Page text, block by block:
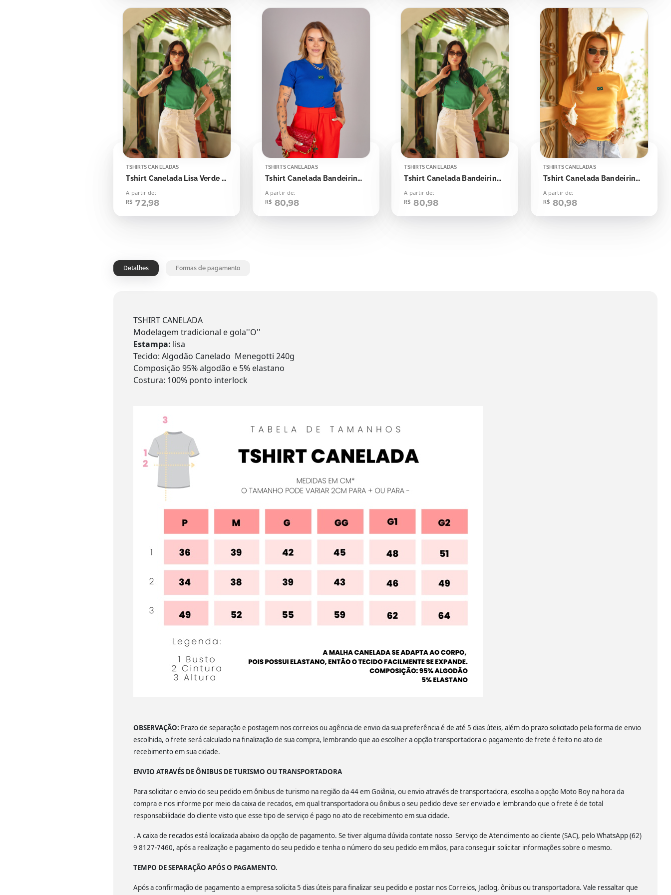
TSHIRTS CANELADAS
Tshirt Canelada Lisa Verde Bandeira
A partir de:
R$ 72,98
TSHIRTS CANELADAS
Tshirt Canelada Bandeirinha Aplicação
A partir de:
R$ 80,98
TSHIRTS CANELADAS
Tshirt Canelada Bandeirinha Aplicação
A partir de:
R$ 80,98
TSHIRTS CANELADAS
Tshirt Canelada Bandeirinha Aplicação
A partir de:
R$ 80,98
Detalhes Formas de pagamento
TSHIRT CANELADA
Modelagem tradicional e gola''O''
Estampa: lisa
Tecido: Algodão Canelado Menegotti 240g
Composição 95% algodão e 5% elastano
Costura: 100% ponto interlock
OBSERVAÇÃO: Prazo de separação e postagem nos correios ou agência de envio da sua preferência é de até 5 dias úteis, além do prazo solicitado pela forma de envio
escolhida, o frete será calculado na finalização de sua compra, lembrando que ao escolher a opção transportadora o pagamento de frete é feito no ato de
recebimento em sua cidade.
ENVIO ATRAVÉS DE ÔNIBUS DE TURISMO OU TRANSPORTADORA
Para solicitar o envio do seu pedido em ônibus de turismo na região da 44 em Goiânia, ou envio através de transportadora, escolha a opção Moto Boy na hora da
compra e nos informe por meio da caixa de recados, em qual transportadora ou ônibus o seu pedido deve ser enviado e lembrando que o frete é de total
responsabilidade do cliente visto que esse tipo de serviço é pago no ato de recebimento em sua cidade.
. A caixa de recados está localizada abaixo da opção de pagamento. Se tiver alguma dúvida contate nosso Serviço de Atendimento ao cliente (SAC), pelo WhatsApp (62)
9 8127-7460, após a realização e pagamento do seu pedido e tenha o número do seu pedido em mãos, para conseguir solicitar informações sobre o mesmo.
TEMPO DE SEPARAÇÃO APÓS O PAGAMENTO.
Após a confirmação de pagamento a empresa solicita 5 dias úteis para finalizar seu pedido e postar nos Correios, Jadlog, ônibus ou transportadora. Vale ressaltar que